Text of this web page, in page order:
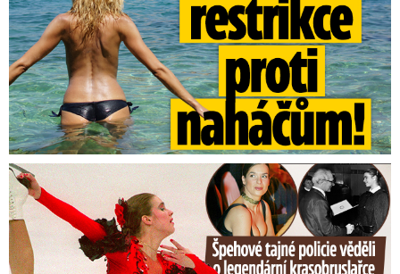
Tajná policie špehovala krasobruslařku Wittovou: Pikantní ...